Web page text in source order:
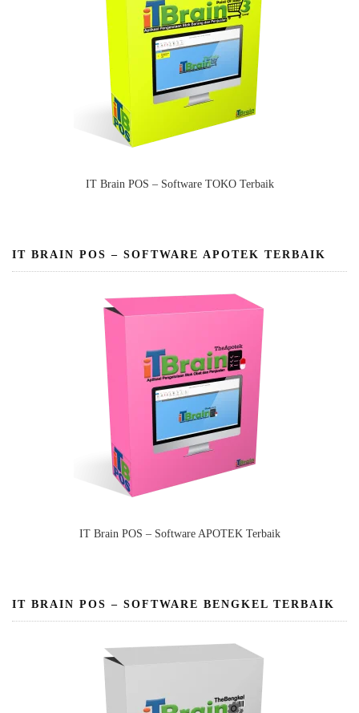
IT Brain POS – Software TOKO Terbaik
IT BRAIN POS – SOFTWARE APOTEK TERBAIK
IT Brain POS – Software APOTEK Terbaik
IT BRAIN POS – SOFTWARE BENGKEL TERBAIK